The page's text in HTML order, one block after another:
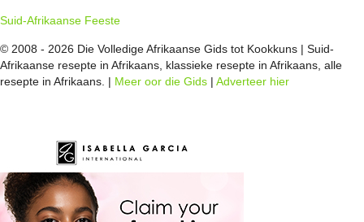
Suid-Afrikaanse Feeste
© 2008 - 2026 Die Volledige Afrikaanse Gids tot Kookkuns | Suid-
Afrikaanse resepte in Afrikaans, klassieke resepte in Afrikaans, alle
resepte in Afrikaans. | Meer oor die Gids | Adverteer hier